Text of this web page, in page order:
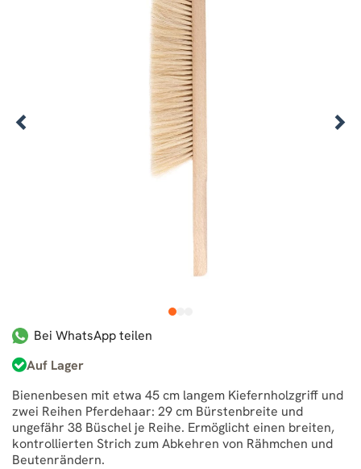
1
Bei WhatsApp teilen
Auf Lager
Bienenbesen mit etwa 45 cm langem Kiefernholzgriff und
zwei Reihen Pferdehaar: 29 cm Bürstenbreite und
ungefähr 38 Büschel je Reihe. Ermöglicht einen breiten,
kontrollierten Strich zum Abkehren von Rähmchen und
Beutenrändern.